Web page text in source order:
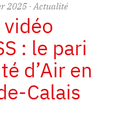
2025 · Actualité
: le pari
d’Air en
Calais